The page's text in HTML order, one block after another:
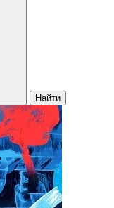
Найти